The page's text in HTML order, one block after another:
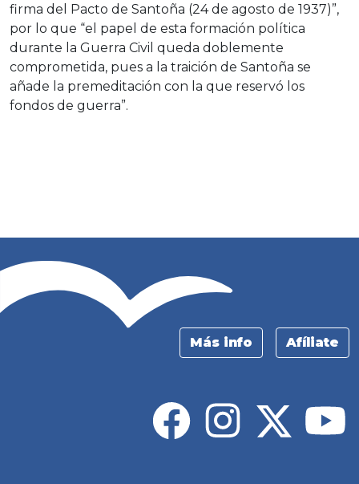
firma del Pacto de Santoña (24 de agosto de 1937)”,
por lo que “el papel de esta formación política
durante la Guerra Civil queda doblemente
comprometida, pues a la traición de Santoña se
añade la premeditación con la que reservó los
fondos de guerra”.
Más info Afíliate